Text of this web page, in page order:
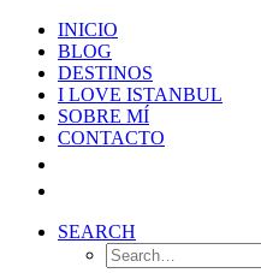
INICIO
BLOG
DESTINOS
I LOVE ISTANBUL
SOBRE MÍ
CONTACTO
SEARCH